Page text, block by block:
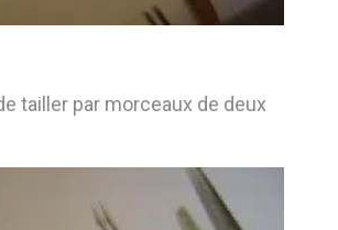
tailler par morceaux de deux